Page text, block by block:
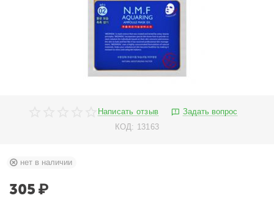
Написать отзыв
Задать вопрос
КОД: 13163
нет в наличии
305 ₽